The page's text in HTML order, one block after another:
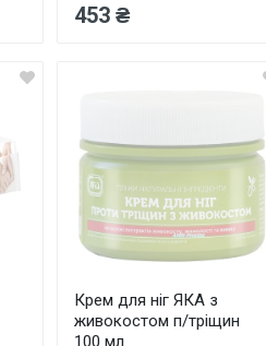
453 ₴
Крем для ніг ЯКА з
живокостом п/тріщин
100 мл